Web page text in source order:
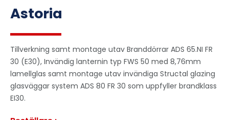
Astoria
Tillverkning samt montage utav Branddörrar ADS 65.NI FR
30 (E30), Invändig lanternin typ FWS 50 med 8,76mm
lamellglas samt montage utav invändiga Structal glazing
glasväggar system ADS 80 FR 30 som uppfyller brandklass
EI30.